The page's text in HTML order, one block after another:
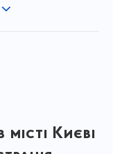
Києві